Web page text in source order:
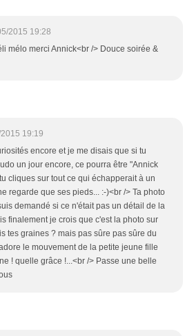
2015 19:28
mélo merci Annick<br /> Douce soirée &
19:19
encore et je me disais que si tu
un jour encore, ce pourra être "Annick
cliques sur tout ce qui échapperait à un
regarde que ses pieds... :-)<br /> Ta photo
demandé si ce n'était pas un détail de la
finalement je crois que c'est la photo sur
tes graines ? mais pas sûre pas sûre du
le mouvement de la petite jeune fille
! quelle grâce !...<br /> Passe une belle